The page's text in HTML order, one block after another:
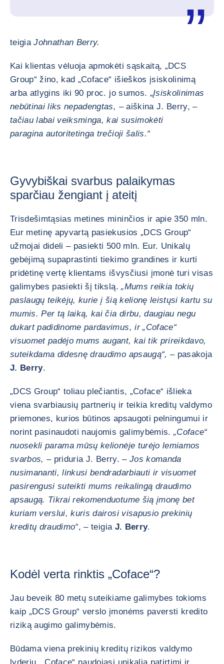
teigiaJohnathan Berry.
Kai klientas vėluoja apmokėti sąskaitą, „DCS
Group“ žino, kad „Coface“ išieškos įsiskolinimą
arba atlygins iki 90 proc. jo sumos. „Įsiskolinimas
nebūtinai liks nepadengtas, –aiškina J. Berry, –
tačiau labai veiksminga, kai susimokėti
paragina autoritetinga trečioji šalis.“
Gyvybiškai svarbus palaikymas
sparčiau žengiant į ateitį
Trisdešimtąsias metines mininčios ir apie 350 mln.
Eur metinę apyvartą pasiekusios „DCS Group“
užmojai dideli – pasiekti 500 mln. Eur. Unikalų
gebėjimą supaprastinti tiekimo grandines ir kurti
pridėtinę vertę klientams išvysčiusi įmonė turi visas
galimybes pasiekti šį tikslą.„Mums reikia tokių
paslaugų teikėjų, kurie į šią kelionę leistųsi kartu su
mumis. Per tą laiką, kai čia dirbu, daugiau negu
dukart padidinome pardavimus, ir „Coface“
visuomet padėjo mums augant, kai tik prireikdavo,
suteikdama didesnę draudimo apsaugą“, – pasakoja
J. Berry.
„DCS Group“ toliau plečiantis, „Coface“ išlieka
viena svarbiausių partnerių ir teikia kreditų valdymo
priemones, kurios būtinos apsaugoti pelningumui ir
norint pasinaudoti naujomis galimybėmis. „Coface“
nuosekli parama mūsų kelionėje turėjo lemiamos
svarbos, –priduria J. Berry. – Jos komanda
nusimananti, linkusi bendradarbiauti ir visuomet
pasirengusi suteikti mums reikalingą draudimo
apsaugą. Tikrai rekomenduotume šią įmonę bet
kuriam verslui, kuris dairosi visapusio prekinių
kreditų draudimo“, – teigia J. Berry.
Kodėl verta rinktis „Coface“?
Jau beveik 80 metų suteikiame galimybes tokioms
kaip „DCS Group“ verslo įmonėms paversti kredito
riziką augimo galimybėmis.
Būdama viena prekinių kreditų rizikos valdymo